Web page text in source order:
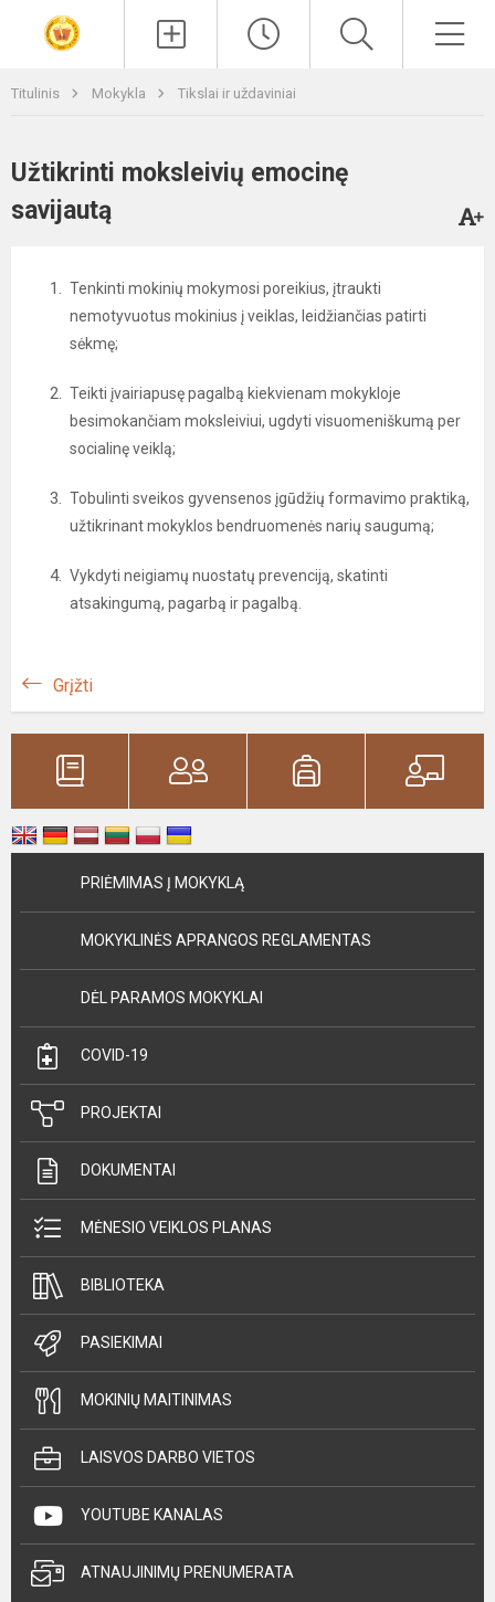
Titulinis Mokykla Tikslai ir uždaviniai
Užtikrinti moksleivių emocinę
savijautą
Tenkinti mokinių mokymosi poreikius, įtraukti
nemotyvuotus mokinius į veiklas, leidžiančias patirti
sėkmę;
Teikti įvairiapusę pagalbą kiekvienam mokykloje
besimokančiam moksleiviui, ugdyti visuomeniškumą per
socialinę veiklą;
Tobulinti sveikos gyvensenos įgūdžių formavimo praktiką,
užtikrinant mokyklos bendruomenės narių saugumą;
Vykdyti neigiamų nuostatų prevenciją, skatinti
atsakingumą, pagarbą ir pagalbą.
Grįžti
PRIĖMIMAS Į MOKYKLĄ
MOKYKLINĖS APRANGOS REGLAMENTAS
DĖL PARAMOS MOKYKLAI
COVID-19
PROJEKTAI
DOKUMENTAI
MĖNESIO VEIKLOS PLANAS
BIBLIOTEKA
PASIEKIMAI
MOKINIŲ MAITINIMAS
LAISVOS DARBO VIETOS
YOUTUBE KANALAS
ATNAUJINIMŲ PRENUMERATA